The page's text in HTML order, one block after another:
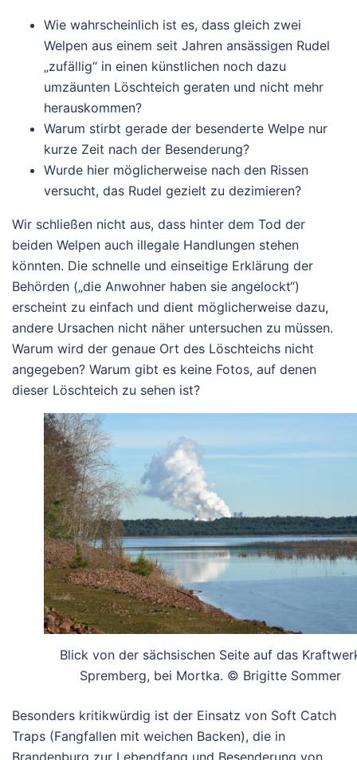
Wie wahrscheinlich ist es, dass gleich zwei
Welpen aus einem seit Jahren ansässigen Rudel
„zufällig“ in einen künstlichen noch dazu
umzäunten Löschteich geraten und nicht mehr
herauskommen?
Warum stirbt gerade der besenderte Welpe nur
kurze Zeit nach der Besenderung?
Wurde hier möglicherweise nach den Rissen
versucht, das Rudel gezielt zu dezimieren?
Wir schließen nicht aus, dass hinter dem Tod der
beiden Welpen auch illegale Handlungen stehen
könnten. Die schnelle und einseitige Erklärung der
Behörden („die Anwohner haben sie angelockt“)
erscheint zu einfach und dient möglicherweise dazu,
andere Ursachen nicht näher untersuchen zu müssen.
Warum wird der genaue Ort des Löschteichs nicht
angegeben? Warum gibt es keine Fotos, auf denen
dieser Löschteich zu sehen ist?
Blick von der sächsischen Seite auf das
Spremberg, bei Mortka. © Brigitte Sommer
Besonders kritikwürdig ist der Einsatz von Soft Catch
Traps (Fangfallen mit weichen Backen), die in